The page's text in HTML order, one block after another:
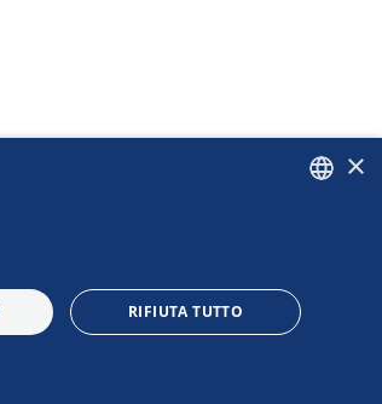
×
RIFIUTA TUTTO